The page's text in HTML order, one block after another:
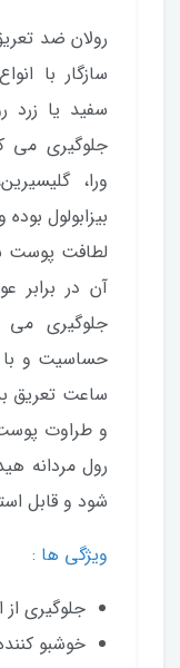
رولان ضد
سازگار با
سفید یا زرد
جلوگیری می
ورا،
بیزابولول
لطافت پوست
آن در برابر
جلوگیری
ساعت تعریق
و طراوت
رول مردانه
شود و قابل
ویژگی ها :
جلوگیری
خوشبو